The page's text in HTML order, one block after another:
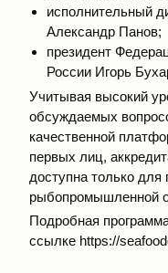
исполнительный
Александр Панов;
президент
России Игорь
Учитывая высокий
обсуждаемых
качественной
первых лиц,
доступна только
рыбопромышленной
Подробная
ссылке https://